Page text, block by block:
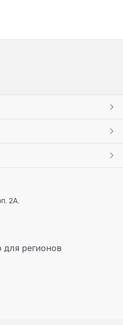
2А.
регионов